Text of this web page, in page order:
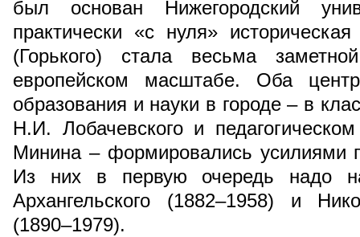
был основан Нижегородский
практически «с нуля»
(Горького) стала весьма
европейском масштабе. Оба
образования и науки в городе – в
Н.И. Лобачевского и
Минина – формировались усилиями
Из них в первую очередь надо
Архангельского (1882–1958) и
(1890–1979).